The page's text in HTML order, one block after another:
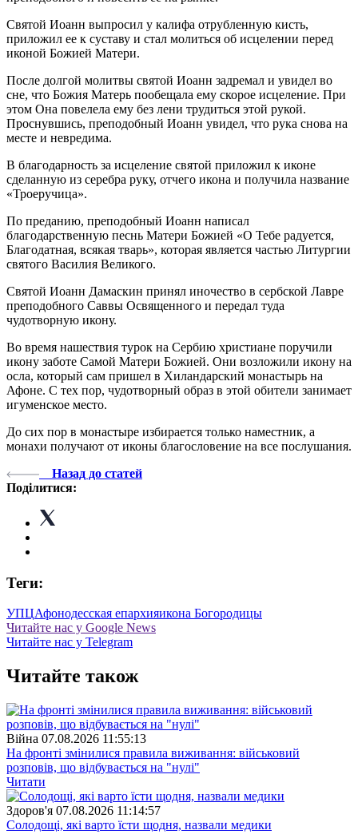
Святой Иоанн выпросил у калифа отрубленную кисть,
приложил ее к суставу и стал молиться об исцелении перед
иконой Божией Матери.
После долгой молитвы святой Иоанн задремал и увидел во
сне, что Божия Матерь пообещала ему скорое исцеление. При
этом Она повелела ему без лени трудиться этой рукой.
Проснувшись, преподобный Иоанн увидел, что рука снова на
месте и невредима.
В благодарность за исцеление святой приложил к иконе
сделанную из серебра руку, отчего икона и получила название
«Троеручица».
По преданию, преподобный Иоанн написал
благодарственную песнь Матери Божией «О Тебе радуется,
Благодатная, всякая тварь», которая является частью Литургии
святого Василия Великого.
Святой Иоанн Дамаскин принял иночество в сербской Лавре
преподобного Саввы Освященного и передал туда
чудотворную икону.
Во время нашествия турок на Сербию христиане поручили
икону заботе Самой Матери Божией. Они возложили икону на
осла, который сам пришел в Хиландарский монастырь на
Афоне. С тех пор, чудотворный образ в этой обители занимает
игуменское место.
До сих пор в монастыре избирается только наместник, а
монахи получают от иконы благословение на все послушания.
Назад до статей
Поділитися:
Теги:
УПЦАфонодесская епархияикона Богородицы
Читайте нас у Google News
Читайте нас у Telegram
Читайте також
Війна 07.08.2026 11:55:13
На фронті змінилися правила виживання: військовий
розповів, що відбувається на "нулі"
Читати
Здоров'я 07.08.2026 11:14:57
Солодощі, які варто їсти щодня, назвали медики